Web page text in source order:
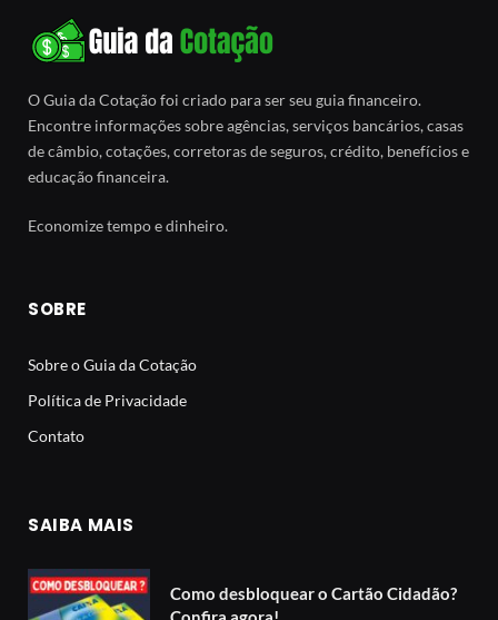
O Guia da Cotação foi criado para ser seu guia financeiro.
Encontre informações sobre agências, serviços bancários, casas
de câmbio, cotações, corretoras de seguros, crédito, benefícios e
educação financeira.
Economize tempo e dinheiro.
SOBRE
Sobre o Guia da Cotação
Política de Privacidade
Contato
SAIBA MAIS
Como desbloquear o Cartão Cidadão?